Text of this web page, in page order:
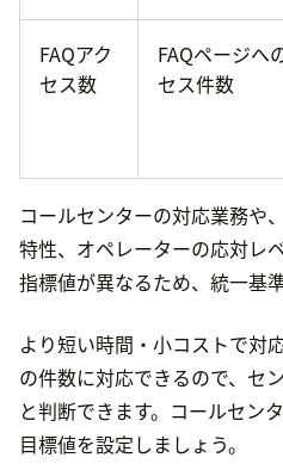
FAQアク
セス数
FAQページへ
セス件数
コールセンターの対応業務や
特性、オペレーターの応対レ
指標値が異なるため、統一基
より短い時間・小コストで対
の件数に対応できるので、セ
と判断できます。コールセン
目標値を設定しましょう。